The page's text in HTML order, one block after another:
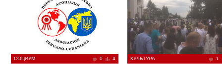
СОЦИУМ 0 4 КУЛЬТУРА 1